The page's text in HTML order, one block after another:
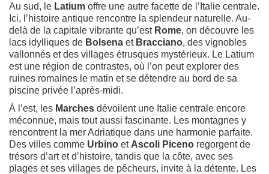
Au sud, le Latium offre une autre facette de l’Italie centrale.
Ici, l’histoire antique rencontre la splendeur naturelle. Au-
delà de la capitale vibrante qu’est Rome, on découvre les
lacs idylliques de Bolsena et Bracciano, des vignobles
vallonnés et des villages étrusques mystérieux. Le Latium
est une région de contrastes, où l’on peut explorer des
ruines romaines le matin et se détendre au bord de sa
piscine privée l’après-midi.
À l’est, les Marches dévoilent une Italie centrale encore
méconnue, mais tout aussi fascinante. Les montagnes y
rencontrent la mer Adriatique dans une harmonie parfaite.
Des villes comme Urbino et Ascoli Piceno regorgent de
trésors d’art et d’histoire, tandis que la côte, avec ses
plages et ses villages de pêcheurs, invite à la détente. Les